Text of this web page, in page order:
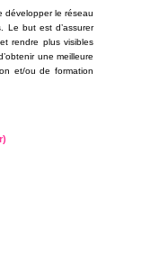
développer le réseau
Le but est d’assurer
rendre plus visibles
une meilleure
et/ou de formation